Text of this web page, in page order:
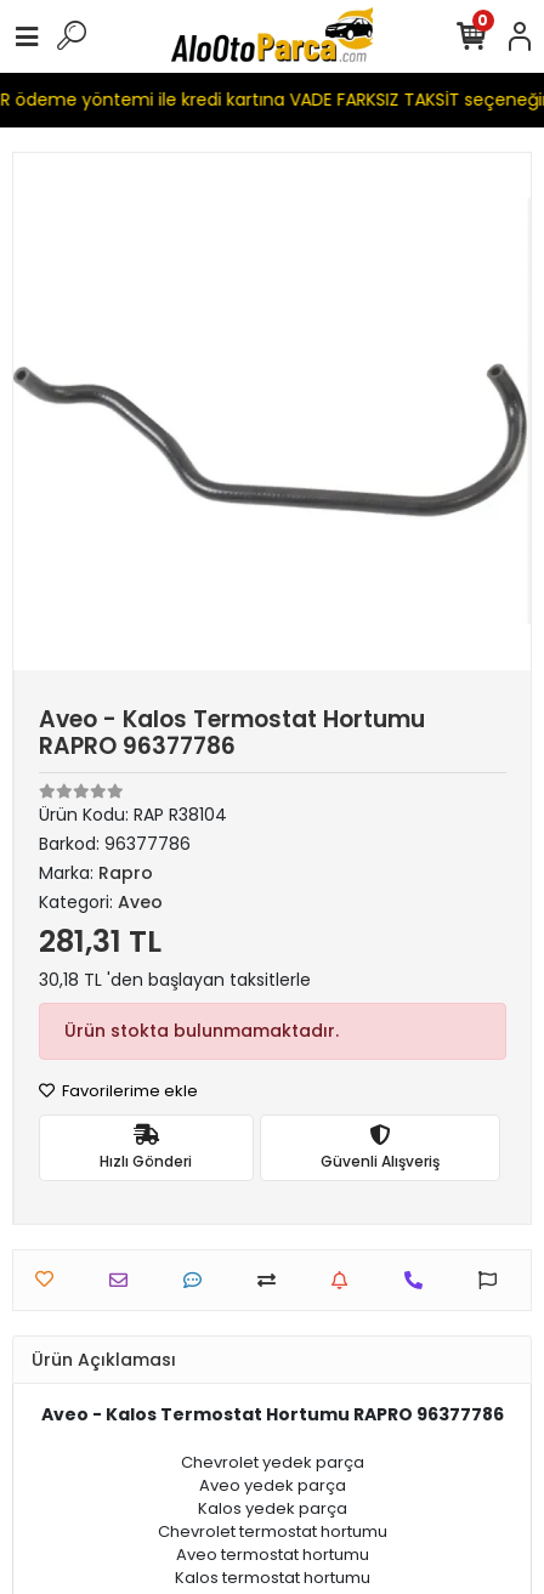
ödeme yöntemi ile kredi kartına VADE FARKSIZ TAKSİT
0
Aveo - Kalos Termostat Hortumu
RAPRO 96377786
Ürün Kodu: RAP R38104
Barkod: 96377786
Marka: Rapro
Kategori: Aveo
281,31 TL
30,18 TL 'den başlayan taksitlerle
Ürün stokta bulunmamaktadır.
Favorilerime ekle
Hızlı Gönderi Güvenli Alışveriş
Ürün Açıklaması
Aveo - Kalos Termostat Hortumu RAPRO 96377786
Chevrolet yedek parça
Aveo yedek parça
Kalos yedek parça
Chevrolet termostat hortumu
Aveo termostat hortumu
Kalos termostat hortumu